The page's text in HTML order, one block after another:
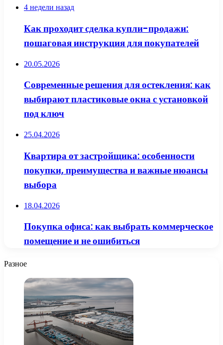
4 недели назад
Как проходит сделка купли-продажи:
пошаговая инструкция для покупателей
20.05.2026
Современные решения для остекления: как
выбирают пластиковые окна с установкой
под ключ
25.04.2026
Квартира от застройщика: особенности
покупки, преимущества и важные нюансы
выбора
18.04.2026
Покупка офиса: как выбрать коммерческое
помещение и не ошибиться
Разное